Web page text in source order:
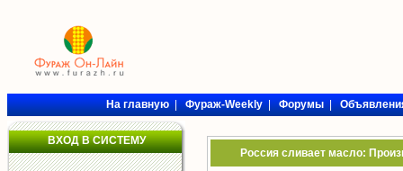
На главную|Фураж-Weekly|Форумы|
ВХОД В СИСТЕМУ
Россия сливает масло: